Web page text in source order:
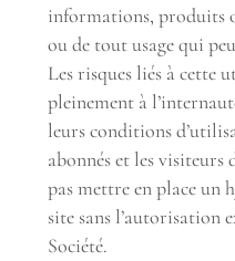
informations, produits
ou de tout usage qui
Les risques liés à cette
pleinement à
leurs conditions
abonnés et les visiteurs
pas mettre en place un
site sans l’autorisation
Société.